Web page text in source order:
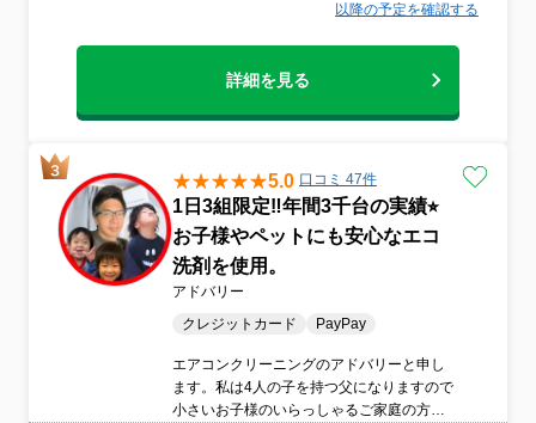
以降の予定を確認する
詳細を見る
5.0 口コミ 47件
1日3組限定‼️年間3千台の実績⭐︎
お子様やペットにも安心なエコ
洗剤を使用。
アドバリー
クレジットカード
PayPay
エアコンクリーニングのアドバリーと申し
ます。私は4人の子を持つ父になりますので
小さいお子様のいらっしゃるご家庭の方も